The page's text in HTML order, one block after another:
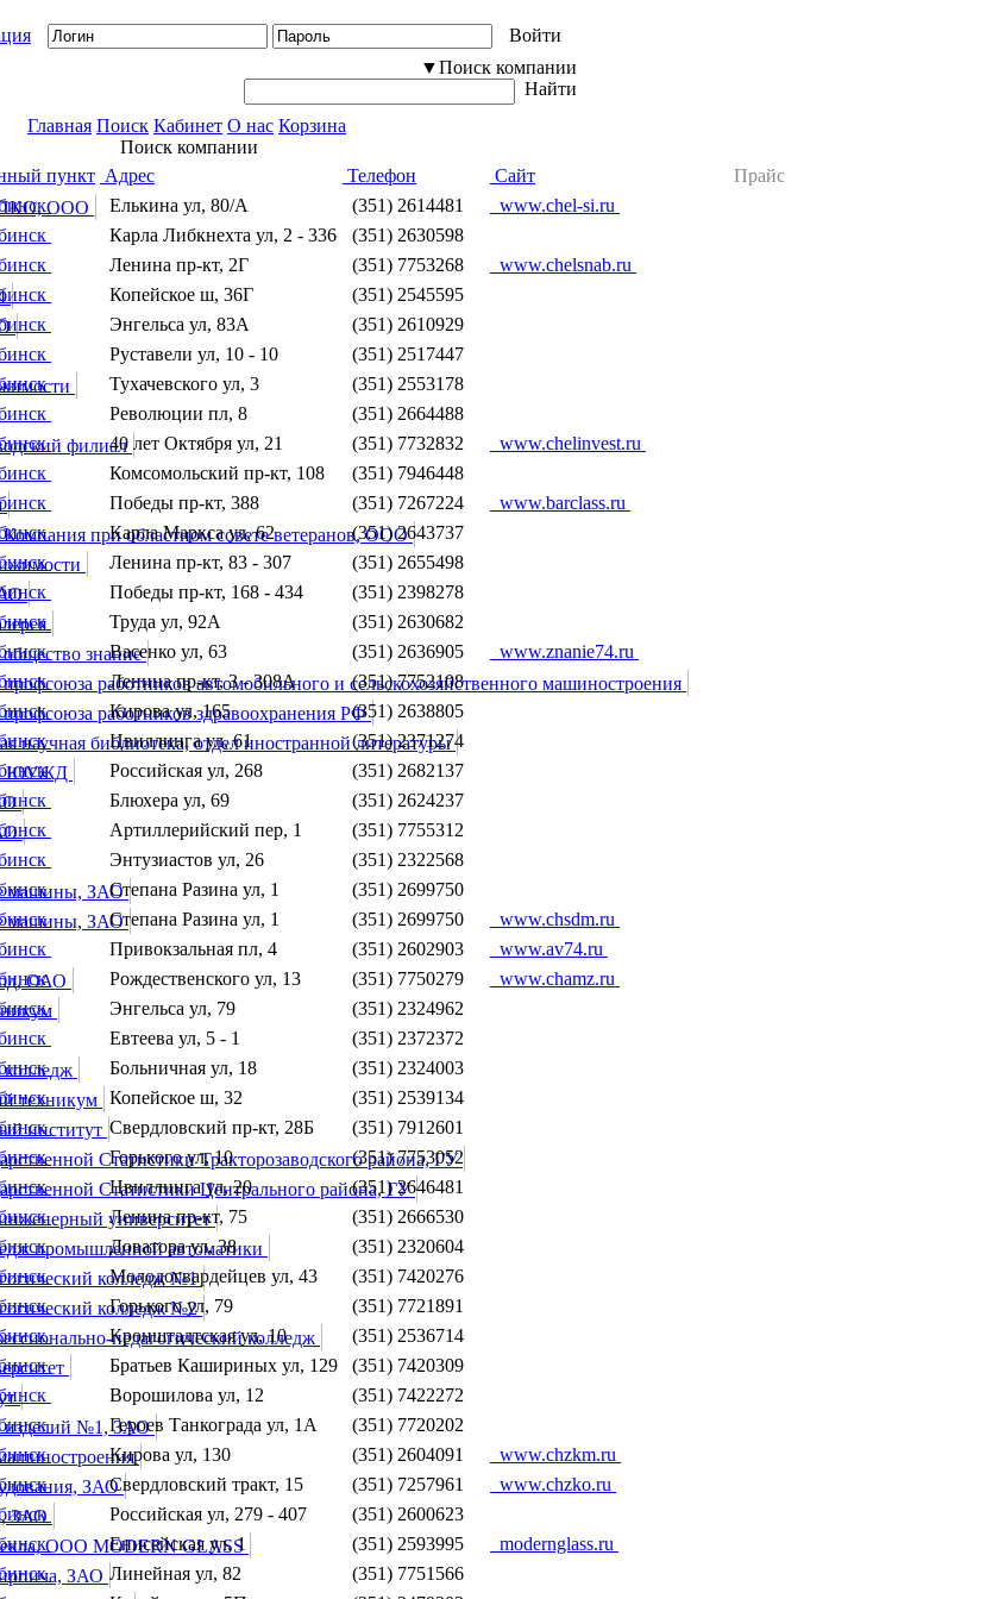
Войти
▼Поиск компании
Найти
Главная Поиск Кабинет О нас Корзина
Поиск компании
пункт Адрес Телефон Сайт
Прайс
ПКО, ООО Елькина ул, 80/А (351) 2614481
www.chel-si.ru
Карла Либкнехта ул, 2 - 336
(351) 2630598
Ленина пр-кт, 2Г (351) 7753268
www.chelsnab.ru
Копейское ш, 36Г
(351) 2545595
Энгельса ул, 83А
(351) 2610929
Руставели ул, 10 - 10
(351) 2517447
Тухачевского ул, 3
(351) 2553178
Революции пл, 8
(351) 2664488
филиал40 лет Октября ул, 21 (351) 7732832
www.chelinvest.ru
Комсомольский пр-кт, 108
(351) 7946448
Победы пр-кт, 388 (351) 7267224
www.barclass.ru
при областном совете ветеранов, ООО
Карла Маркса ул, 62
(351) 2643737
Ленина пр-кт, 83 - 307
(351) 2655498
Победы пр-кт, 168 - 434
(351) 2398278
Труда ул, 92А
(351) 2630682
общество знаниеВасенко ул, 63 (351) 2636905
www.znanie74.ru
работников автомобильного и сельскохозяйственного машиностроения
Ленина пр-кт, 3 - 308А
(351) 7752108
работников здравоохранения РФ
Кирова ул, 165
(351) 2638805
научная библиотека, отдел иностранной литературы
Цвиллинга ул, 61
(351) 2371274
ЮУЖД Российская ул, 268
(351) 2682137
Блюхера ул, 69
(351) 2624237
Артиллерийский пер, 1
(351) 7755312
Энтузиастов ул, 26
(351) 2322568
машины, ЗАОСтепана Разина ул, 1
(351) 2699750
машины, ЗАОСтепана Разина ул, 1 (351) 2699750
www.chsdm.ru
Привокзальная пл, 4 (351) 2602903
www.av74.ru
ОАО Рождественского ул, 13 (351) 7750279
www.chamz.ru
Энгельса ул, 79
(351) 2324962
Евтеева ул, 5 - 1
(351) 2372372
Больничная ул, 18
(351) 2324003
техникум Копейское ш, 32
(351) 2539134
институтСвердловский пр-кт, 28Б
(351) 7912601
Статистики Тракторозаводского района, ГУ
Горького ул, 10
(351) 7753052
Статистики Центрального района, ГУ
Цвиллинга ул, 20
(351) 2646481
университет
Ленина пр-кт, 75
(351) 2666530
промышленной автоматики
Доватора ул, 38
(351) 2320604
колледж №1
Молодогвардейцев ул, 43
(351) 7420276
колледж №2
Горького ул, 79
(351) 7721891
педагогический колледж
Кронштадтская ул, 10
(351) 2536714
Братьев Кашириных ул, 129
(351) 7420309
Ворошилова ул, 12
(351) 7422272
изделий №1, ЗАОГероев Танкограда ул, 1А
(351) 7720202
Кирова ул, 130 (351) 2604091
www.chzkm.ru
ЗАО
Свердловский тракт, 15 (351) 7257961
www.chzko.ru
ЗАО Российская ул, 279 - 407
(351) 2600623
ООО MODERN GLASS
Енисейская ул, 1 (351) 2593995
modernglass.ru
ЗАОЛинейная ул, 82
(351) 7751566